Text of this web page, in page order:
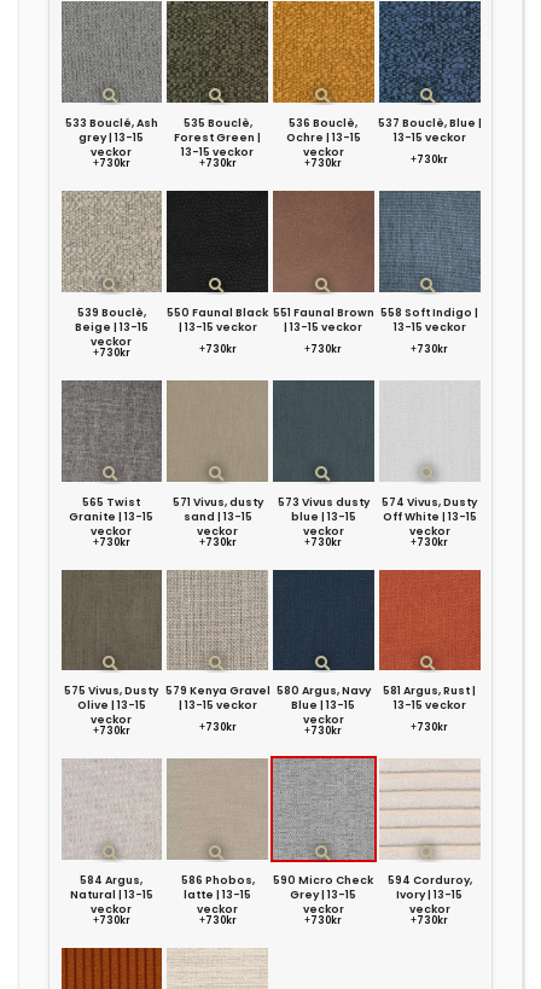
533 Bouclé, Ash
grey | 13-15
veckor
+730kr
535 Bouclè,
Forest Green |
13-15 veckor
+730kr
536 Bouclè,
Ochre | 13-15
veckor
+730kr
537 Bouclè, Blue |
13-15 veckor
+730kr
539 Bouclè,
Beige | 13-15
veckor
+730kr
550 Faunal Black
| 13-15 veckor
+730kr
551 Faunal Brown
| 13-15 veckor
+730kr
558 Soft Indigo |
13-15 veckor
+730kr
565 Twist
Granite | 13-15
veckor
+730kr
571 Vivus, dusty
sand | 13-15
veckor
+730kr
573 Vivus dusty
blue | 13-15
veckor
+730kr
574 Vivus, Dusty
Off White | 13-15
veckor
+730kr
575 Vivus, Dusty
Olive | 13-15
veckor
+730kr
579 Kenya Gravel
| 13-15 veckor
+730kr
580 Argus, Navy
Blue | 13-15
veckor
+730kr
581 Argus, Rust |
13-15 veckor
+730kr
584 Argus,
Natural | 13-15
veckor
+730kr
586 Phobos,
latte | 13-15
veckor
+730kr
590 Micro Check
Grey | 13-15
veckor
+730kr
594 Corduroy,
Ivory | 13-15
veckor
+730kr